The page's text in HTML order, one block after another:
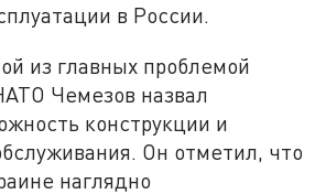
в России.
из главных проблемой
Чемезов назвал
конструкции и
Он отметил, что
наглядно